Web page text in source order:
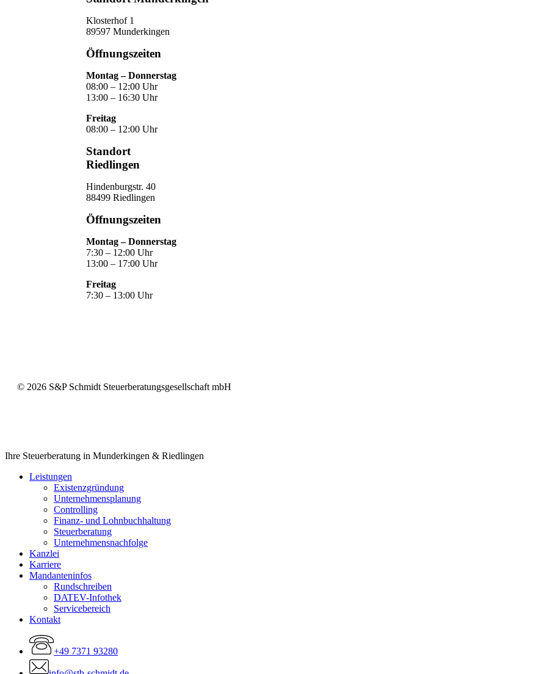
Klosterhof 1
89597 Munderkingen
Öffnungszeiten
Montag – Donnerstag
08:00 – 12:00 Uhr
13:00 – 16:30 Uhr
Freitag
08:00 – 12:00 Uhr
Standort
Riedlingen
Hindenburgstr. 40
88499 Riedlingen
Öffnungszeiten
Montag – Donnerstag
7:30 – 12:00 Uhr
13:00 – 17:00 Uhr
Freitag
7:30 – 13:00 Uhr
© 2026 S&P Schmidt Steuerberatungsgesellschaft mbH
Close
Ihre Steuerberatung in Munderkingen & Riedlingen
Leistungen
Existenzgründung
Unternehmensplanung
Controlling
Finanz- und Lohnbuchhaltung
Steuerberatung
Unternehmensnachfolge
Kanzlei
Karriere
Mandanteninfos
Rundschreiben
DATEV-Infothek
Servicebereich
Kontakt
+49 7371 93280